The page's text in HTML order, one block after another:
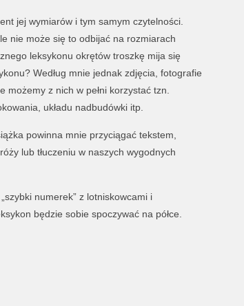
jej wymiarów i tym samym czytelności.
nie może się to odbijać na rozmiarach
leksykonu okrętów troszkę mija się
Według mnie jednak zdjęcia, fotografie
możemy z nich w pełni korzystać tzn.
układu nadbudówki itp.
powinna mnie przyciągać tekstem,
lub tłuczeniu w naszych wygodnych
numerek” z lotniskowcami i
będzie sobie spoczywać na półce.